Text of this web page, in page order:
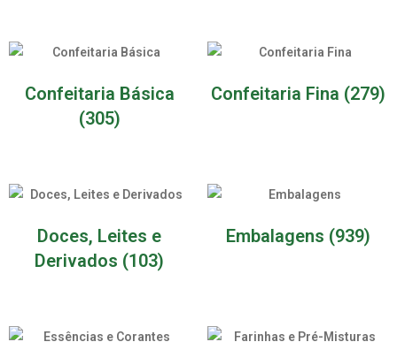
Confeitaria Básica
(305)
Confeitaria Fina (279)
Doces, Leites e
Derivados (103)
Embalagens (939)